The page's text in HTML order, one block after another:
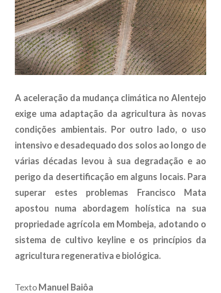
A aceleração da mudança climática no Alentejo
exige uma adaptação da agricultura às novas
condições ambientais. Por outro lado, o uso
intensivo e desadequado dos solos ao longo de
várias décadas levou à sua degradação e ao
perigo da desertificação em alguns locais. Para
superar estes problemas Francisco Mata
apostou numa abordagem holística na sua
propriedade agrícola em Mombeja, adotando o
sistema de cultivo keyline e os princípios da
agricultura regenerativa e biológica.
TextoManuel Baiôa